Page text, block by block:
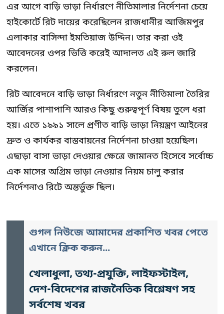
এর আগে বাড়ি ভাড়া নির্ধারণে নীতিমালার নির্দেশনা চেয়ে
হাইকোর্টে রিট দায়ের করেছিলেন রাজধানীর আজিমপুর
এলাকার বাসিন্দা ইমতিয়াজ উদ্দিন। তার করা ওই
আবেদনের ওপর ভিত্তি করেই আদালত এই রুল জারি
করলেন।
রিট আবেদনে বাড়ি ভাড়া নির্ধারণে নতুন নীতিমালা তৈরির
আর্জির পাশাপাশি আরও কিছু গুরুত্বপূর্ণ বিষয় তুলে ধরা
হয়। এতে ১৯৯১ সালে প্রণীত বাড়ি ভাড়া নিয়ন্ত্রণ আইনের
দ্রুত ও কার্যকর বাস্তবায়নের নির্দেশনা চাওয়া হয়েছিল।
এছাড়া বাসা ভাড়া দেওয়ার ক্ষেত্রে জামানত হিসেবে সর্বোচ্চ
এক মাসের অগ্রিম ভাড়া নেওয়ার নিয়ম চালু করার
নির্দেশনাও রিটে অন্তর্ভুক্ত ছিল।
গুগল নিউজে আমাদের প্রকাশিত খবর পেতে
এখানে ক্লিক করুন...
খেলাধুলা, তথ্য-প্রযুক্তি, লাইফস্টাইল,
দেশ-বিদেশের রাজনৈতিক বিশ্লেষণ সহ
সর্বশেষ খবর